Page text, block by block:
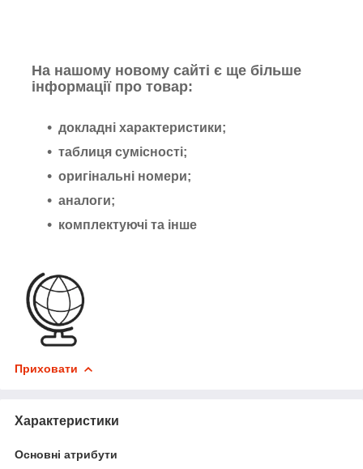
На нашому новому сайті є ще більше
інформації про товар:
докладні характеристики;
таблиця сумісності;
оригінальні номери;
аналоги;
комплектуючі та інше
Приховати
Характеристики
Основні атрибути